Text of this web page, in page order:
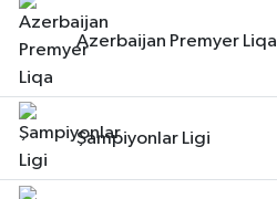
Azerbaijan Premyer Liqa
Şampiyonlar Ligi